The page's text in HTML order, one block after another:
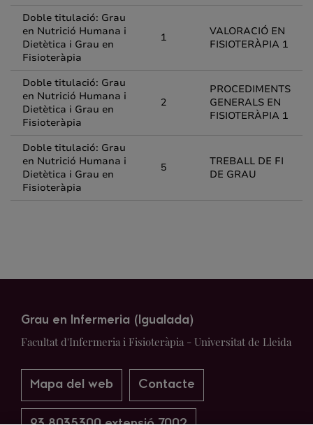
Doble titulació: Grau
en Nutrició Humana i
Dietètica i Grau en
Fisioteràpia
1
VALORACIÓ EN
FISIOTERÀPIA 1
Doble titulació: Grau
en Nutrició Humana i
Dietètica i Grau en
Fisioteràpia
2
PROCEDIMENTS
GENERALS EN
FISIOTERÀPIA 1
Doble titulació: Grau
en Nutrició Humana i
Dietètica i Grau en
Fisioteràpia
5
TREBALL DE FI
DE GRAU
Grau en Infermeria (Igualada)
Facultat d'Infermeria i Fisioteràpia - Universitat de Lleida
Mapa del web Contacte